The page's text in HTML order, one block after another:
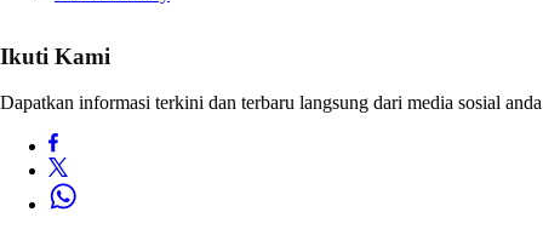
Ikuti Kami
Dapatkan informasi terkini dan terbaru langsung dari media sosial anda